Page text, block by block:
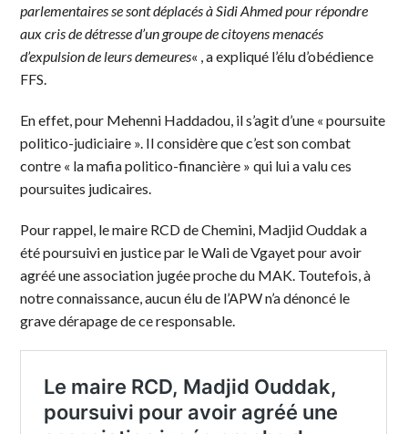
parlementaires se sont déplacés à Sidi Ahmed pour répondre
aux cris de détresse d’un groupe de citoyens menacés
d’expulsion de leurs demeures« , a expliqué l’élu d’obédience
FFS.
En effet, pour Mehenni Haddadou, il s’agit d’une « poursuite
politico-judiciaire ». Il considère que c’est son combat
contre « la mafia politico-financière » qui lui a valu ces
poursuites judicaires.
Pour rappel, le maire RCD de Chemini, Madjid Ouddak a
été poursuivi en justice par le Wali de Vgayet pour avoir
agréé une association jugée proche du MAK. Toutefois, à
notre connaissance, aucun élu de l’APW n’a dénoncé le
grave dérapage de ce responsable.